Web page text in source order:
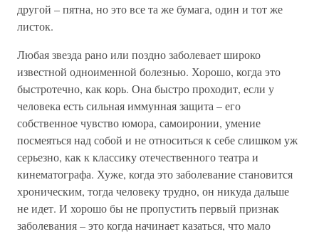
другой – пятна, но это все та же бумага, один и тот же
листок.
Любая звезда рано или поздно заболевает широко
известной одноименной болезнью. Хорошо, когда это
быстротечно, как корь. Она быстро проходит, если у
человека есть сильная иммунная защита – его
собственное чувство юмора, самоиронии, умение
посмеяться над собой и не относиться к себе слишком уж
серьезно, как к классику отечественного театра и
кинематографа. Хуже, когда это заболевание становится
хроническим, тогда человеку трудно, он никуда дальше
не идет. И хорошо бы не пропустить первый признак
заболевания – это когда начинает казаться, что мало